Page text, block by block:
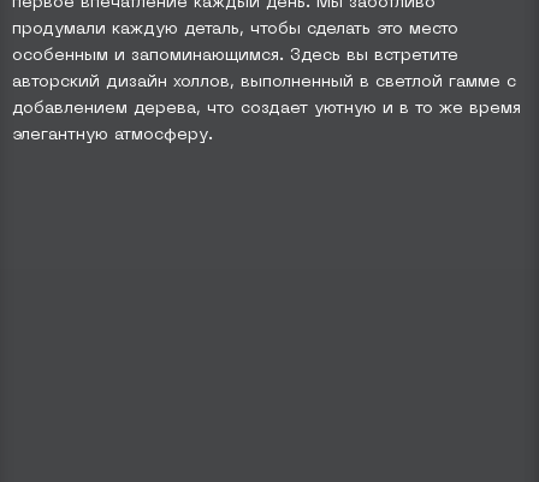
продумали каждую деталь, чтобы сделать это место
особенным и запоминающимся. Здесь вы встретите
авторский дизайн холлов, выполненный в светлой гамме с
добавлением дерева, что создает уютную и в то же время
элегантную атмосферу.